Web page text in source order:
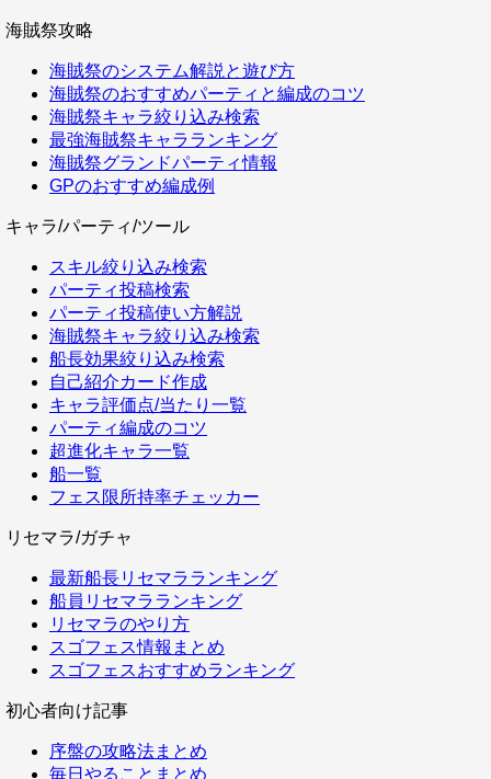
海賊祭攻略
海賊祭のシステム解説と遊び方
海賊祭のおすすめパーティと編成のコツ
海賊祭キャラ絞り込み検索
最強海賊祭キャラランキング
海賊祭グランドパーティ情報
GPのおすすめ編成例
キャラ/パーティ/ツール
スキル絞り込み検索
パーティ投稿検索
パーティ投稿使い方解説
海賊祭キャラ絞り込み検索
船長効果絞り込み検索
自己紹介カード作成
キャラ評価点/当たり一覧
パーティ編成のコツ
超進化キャラ一覧
船一覧
フェス限所持率チェッカー
リセマラ/ガチャ
最新船長リセマラランキング
船員リセマラランキング
リセマラのやり方
スゴフェス情報まとめ
スゴフェスおすすめランキング
初心者向け記事
序盤の攻略法まとめ
毎日やることまとめ